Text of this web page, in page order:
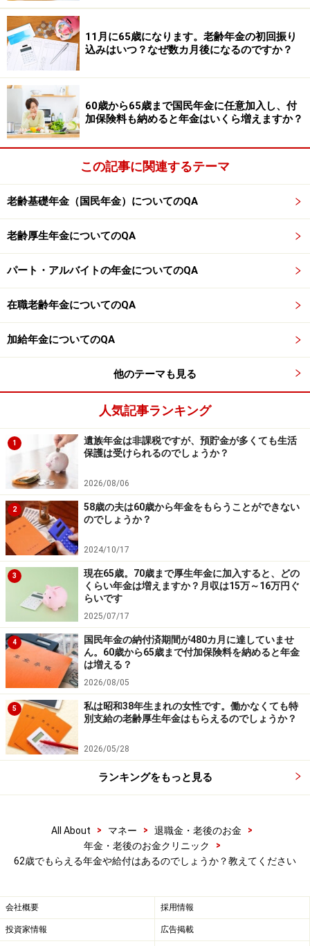
受給できる年金や給付は、生年月日や厚生年金の加入歴
によって異なります。ご自身が対象になるかどうかは、
「ねんきん定期便」や「ねんきんネット」、年金事務所
で確認してみるとよいでしょう。
※専門家に取り上げてほしい質問がある人はこちらから
応募するか、コメント欄への書き込みをお願いします。
監修・文／深川 弘恵（ファイナンシャルプランナー）
※記事内容は執筆時点のものです。最新の内容をご確認くださ
商品や投資行動を推奨するものではありません。
掲載情報の正確性・完全性については十分に配慮しております
が、その内容を保証するものではなく、これに基づく損失・損害
などについて当社は一切の責任を負いません。
最新の情報や詳細については、必ず各金融機関やサービス提供者
の公式情報をご確認ください。
【編集部からのお知らせ】
・「家計」について、アンケート（2026/8/31まで）
を実施
※謝礼付きの限定アンケートやモニター企画に参加が可能に
なります
11月に65歳になります。老齢年金の初回振り
込みはいつ？なぜ数カ月後になるのですか？
60歳から65歳まで国民年金に任意加入し、付
加保険料も納めると年金はいくら増えますか？
この記事に関連するテーマ
老齢基礎年金（国民年金）についてのQA
老齢厚生年金についてのQA
パート・アルバイトの年金についてのQA
在職老齢年金についてのQA
加給年金についてのQA
他のテーマも見る
人気記事ランキング
1
遺族年金は非課税ですが、預貯金が多くても生活
保護は受けられるのでしょうか？
2026/08/06
2
58歳の夫は60歳から年金をもらうことができない
のでしょうか？
2024/10/17
3
現在65歳。70歳まで厚生年金に加入すると、どの
くらい年金は増えますか？月収は15万～16万円ぐ
らいです
2025/07/17
4
国民年金の納付済期間が480カ月に達していませ
ん。60歳から65歳まで付加保険料を納めると年金
は増える？
2026/08/05
5
私は昭和38年生まれの女性です。働かなくても特
別支給の老齢厚生年金はもらえるのでしょうか？
2026/05/28
ランキングをもっと見る
All About > マネー > 退職金・老後のお金
>
年金・老後のお金クリニック
>
62歳でもらえる年金や給付はあるのでしょうか？教えてください
会社概要 採用情報
投資家情報 広告掲載